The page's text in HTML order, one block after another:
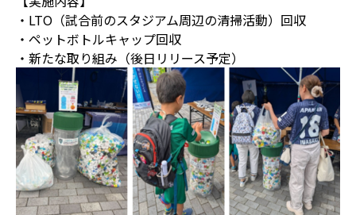
・LTO（試合前のスタジアム周辺の清掃活動）回収
・ペットボトルキャップ回収
・新たな取り組み（後日リリース予定）